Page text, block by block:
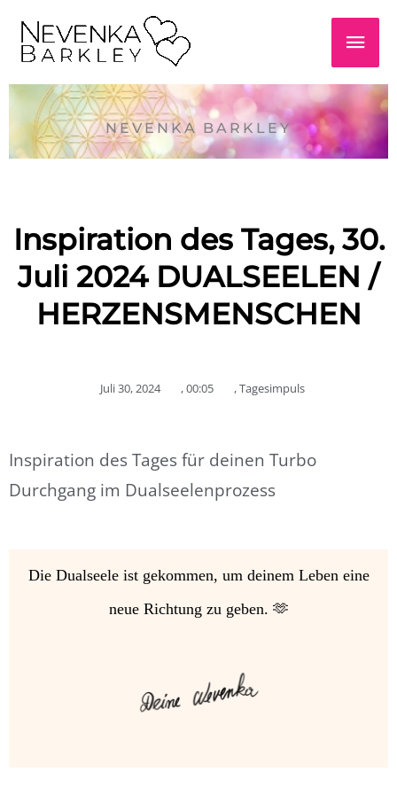
Inhalt
springen
NEVENKA BARKLEY
Inspiration des Tages, 30.
Juli 2024 DUALSEELEN /
HERZENSMENSCHEN
Juli 30, 2024 ,00:05 ,Tagesimpuls
Inspiration des Tages für deinen Turbo
Durchgang im Dualseelenprozess
Die Dualseele ist gekommen, um deinem Leben eine
neue Richtung zu geben. 🫶